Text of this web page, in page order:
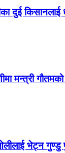
दुई
मन्त्री
भेट्न गुण्डु